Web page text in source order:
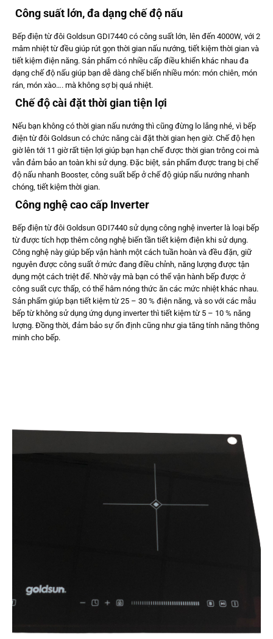
Công suất lớn, đa dạng chế độ nấu
Bếp điện từ đôi Goldsun GDI7440 có công suất lớn, lên đến 4000W, với 2
mâm nhiệt từ đều giúp rút gọn thời gian nấu nướng, tiết kiệm thời gian và
tiết kiệm điện năng. Sản phẩm có nhiều cấp điều khiển khác nhau đa
dạng chế độ nấu giúp bạn dễ dàng chế biến nhiều món: món chiên, món
rán, món xào…. mà không sợ bị quá nhiệt.
Chế độ cài đặt thời gian tiện lợi
Nếu bạn không có thời gian nấu nướng thì cũng đừng lo lắng nhé, vì bếp
điện từ đôi Goldsun có chức năng cài đặt thời gian hẹn giờ. Chế độ hẹn
giờ lên tới 11 giờ rất tiện lợi giúp bạn hạn chế được thời gian trông coi mà
vẫn đảm bảo an toàn khi sử dụng. Đặc biệt, sản phẩm được trang bị chế
độ nấu nhanh Booster, công suất bếp ở chế độ giúp nấu nướng nhanh
chóng, tiết kiệm thời gian.
Công nghệ cao cấp Inverter
Bếp điện từ đôi Goldsun GDI7440 sử dụng công nghệ inverter là loại bếp
từ được tích hợp thêm công nghệ biến tần tiết kiệm điện khi sử dụng.
Công nghệ này giúp bếp vận hành một cách tuần hoàn và đều đặn, giữ
nguyên được công suất ở mức đang điều chỉnh, năng lượng được tận
dụng một cách triệt để. Nhờ vậy mà bạn có thể vận hành bếp được ở
công suất cực thấp, có thể hâm nóng thức ăn các mức nhiệt khác nhau.
Sản phẩm giúp bạn tiết kiệm từ 25 – 30 % điện năng, và so với các mẫu
bếp từ không sử dụng ứng dụng inverter thì tiết kiệm từ 5 – 10 % năng
lượng. Đồng thời, đảm bảo sự ổn định cũng như gia tăng tính năng thông
minh cho bếp.